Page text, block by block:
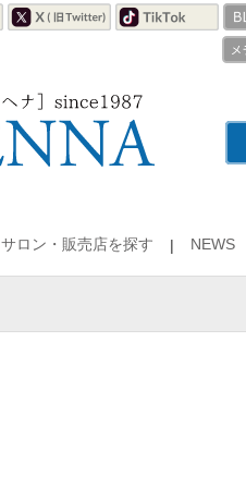
サロン・販売店を探す NEWS